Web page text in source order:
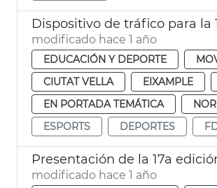
Dispositivo de tráfico para la
modificado hace 1 año
EDUCACIÓN Y DEPORTE
CIUTAT VELLA
EIXAMPLE
EN PORTADA TEMÁTICA
ESPORTS
DEPORTES
Presentación de la 17a
modificado hace 1 año